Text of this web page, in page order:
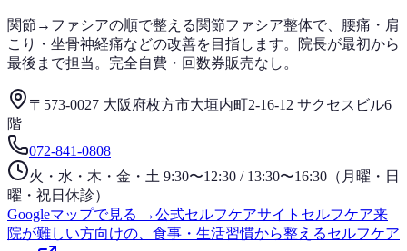
関節→ファシアの順で整える関節ファシア整体で、腰痛・肩
こり・坐骨神経痛などの改善を目指します。院長が最初から
最後まで担当。完全自費・回数券販売なし。
〒573-0027 大阪府枚方市大垣内町2-16-12 サクセスビル6
階
072-841-0808
火・水・木・金・土 9:30〜12:30 / 13:30〜16:30（月曜・日
曜・祝日休診）
Googleマップで見る →公式セルフケアサイト セルフケア来
院が難しい方向けの、食事・生活習慣から整えるセルフケア